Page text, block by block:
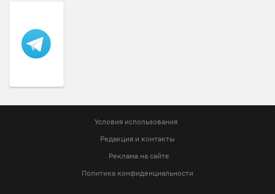
Условия использования
Редакция и контакты
Реклама на сайте
Политика конфиденциальности